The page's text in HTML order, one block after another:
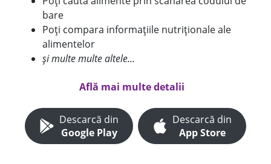
bare
Poți compara informațiile nutriționale ale
alimentelor
și multe multe altele...
Află mai multe detalii
Descarcă din
Google Play
Descarcă din
App Store